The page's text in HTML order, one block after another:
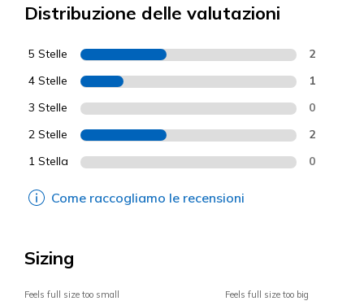
Distribuzione delle valutazioni
5 Stelle 2
4 Stelle 1
3 Stelle 0
2 Stelle 2
1 Stella 0
Come raccogliamo le recensioni
Sizing
Feels full size too small Feels full size too big